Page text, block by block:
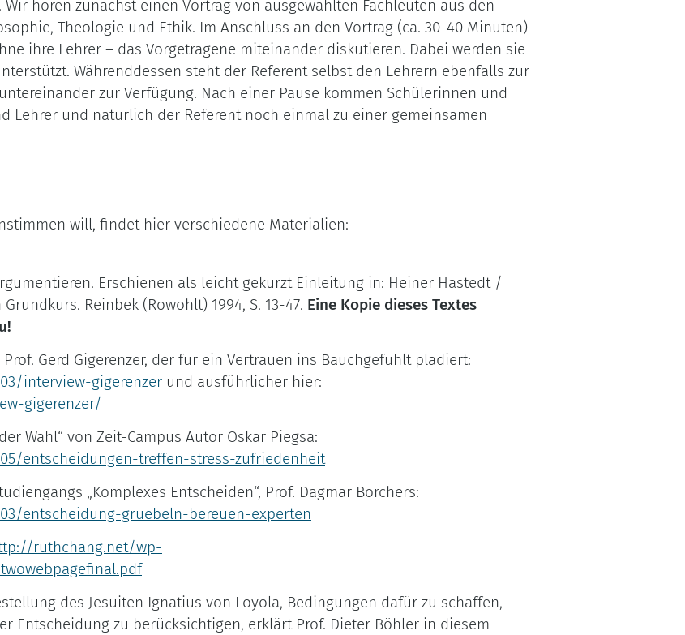
hören zunächst einen Vortrag von ausgewählten Fachleuten aus den
Theologie und Ethik. Im Anschluss an den Vortrag (ca. 30-40 Minuten)
ihre Lehrer – das Vorgetragene miteinander diskutieren. Dabei werden sie
Währenddessen steht der Referent selbst den Lehrern ebenfalls zur
zur Verfügung. Nach einer Pause kommen Schülerinnen und
Lehrer und natürlich der Referent noch einmal zu einer gemeinsamen
will, findet hier verschiedene Materialien:
Erschienen als leicht gekürzt Einleitung in: Heiner Hastedt /
Reinbek (Rowohlt) 1994, S. 13-47. Eine Kopie dieses Textes
Gerd Gigerenzer, der für ein Vertrauen ins Bauchgefühlt plädiert:
interview-gigerenzer und ausführlicher hier:
gigerenzer/
Wahl“ von Zeit-Campus Autor Oskar Piegsa:
entscheidungen-treffen-stress-zufriedenheit
„Komplexes Entscheiden“, Prof. Dagmar Borchers:
entscheidung-gruebeln-bereuen-experten
ruthchang.net/wp-
des Jesuiten Ignatius von Loyola, Bedingungen dafür zu schaffen,
Entscheidung zu berücksichtigen, erklärt Prof. Dieter Böhler in diesem